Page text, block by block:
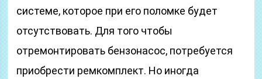
системе, которое при его поломке будет
отсутствовать. Для того чтобы
отремонтировать бензонасос, потребуется
приобрести ремкомплект. Но иногда